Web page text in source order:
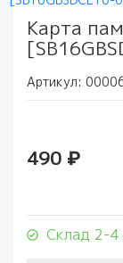
Карта
Артикул:
490 ₽
Склад 2-4